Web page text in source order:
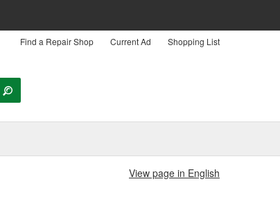
Find a Repair Shop Current Ad Shopping List
View page in English